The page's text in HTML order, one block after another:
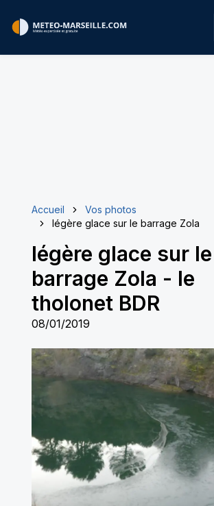
Accueil
Vos photos
légère glace sur le barrage Zola
légère glace sur le
barrage Zola - le
tholonet BDR
08/01/2019